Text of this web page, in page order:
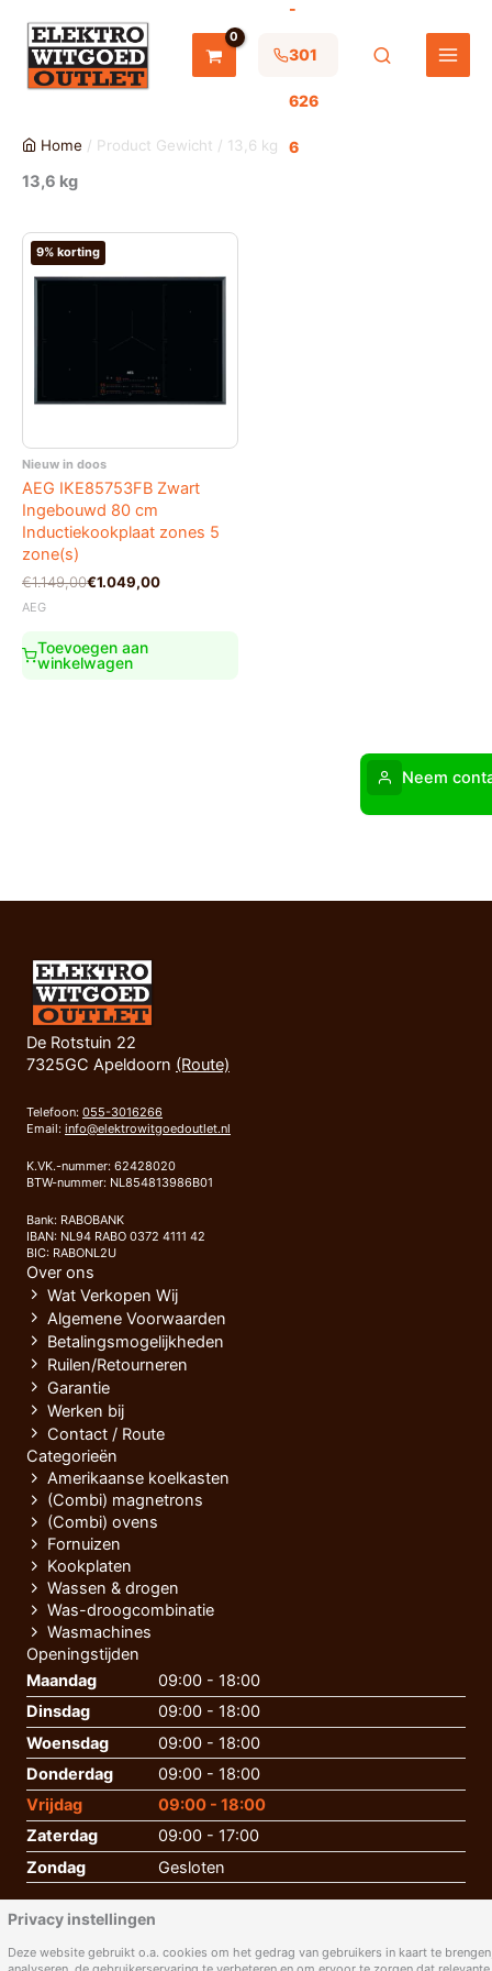
inhoud
-
301
626
6
Home / Product Gewicht / 13,6 kg
13,6 kg
9% korting
Nieuw in doos
AEG IKE85753FB Zwart
Ingebouwd 80 cm
Inductiekookplaat zones 5
zone(s)
€1.149,00
Oorspronkelijke
prijs
€1.049,00
Huidige
prijs
AEG
Toevoegen aan
winkelwagen
De Rotstuin 22
7325GC Apeldoorn (Route)
Telefoon: 055-3016266
Email: info@elektrowitgoedoutlet.nl
K.VK.-nummer: 62428020
BTW-nummer: NL854813986B01
Bank: RABOBANK
IBAN: NL94 RABO 0372 4111 42
BIC: RABONL2U
Over ons
Wat Verkopen Wij
Algemene Voorwaarden
Betalingsmogelijkheden
Ruilen/Retourneren
Garantie
Werken bij
Contact / Route
Categorieën
Amerikaanse koelkasten
(Combi) magnetrons
(Combi) ovens
Fornuizen
Kookplaten
Wassen & drogen
Was-droogcombinatie
Wasmachines
Openingstijden
Maandag
09:00 - 18:00
Dinsdag
09:00 - 18:00
Woensdag
09:00 - 18:00
Donderdag
09:00 - 18:00
Vrijdag
09:00 - 18:00
Zaterdag
09:00 - 17:00
Zondag
Gesloten
Privacy instellingen
Deze website gebruikt o.a. cookies om het gedrag van gebruikers in kaart te
Neem